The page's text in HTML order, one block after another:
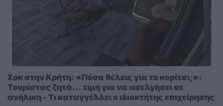
Σοκ στην Κρήτη: «Πόσα θέλεις για το κορίτσι;»:
Τουρίστας ζητά... τιμή για να ασελγήσει σε
ανήλικη - Τι καταγγέλλει ο ιδιοκτήτης επιχείρησης